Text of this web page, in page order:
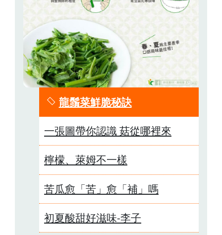
龍鬚菜鮮脆秘訣
一張圖帶你認識 菇從哪裡來
檸檬、萊姆不一樣
苦瓜愈「苦」愈「補」嗎
初夏酸甜好滋味-李子